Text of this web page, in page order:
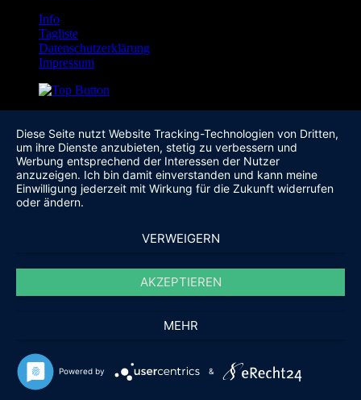
Info
Tagliste
Datenschutzerklärung
Impressum
Diese Seite nutzt Website Tracking-Technologien von Dritten,
um ihre Dienste anzubieten, stetig zu verbessern und
Werbung entsprechend der Interessen der Nutzer
anzuzeigen. Ich bin damit einverstanden und kann meine
Einwilligung jederzeit mit Wirkung für die Zukunft widerrufen
oder ändern.
VERWEIGERN
AKZEPTIEREN
MEHR
Powered by &